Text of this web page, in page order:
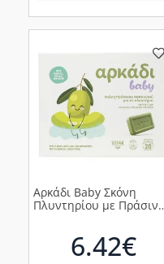
Αρκάδι Baby Σκόνη
Πλυντηρίου με Πράσινο
6.42€